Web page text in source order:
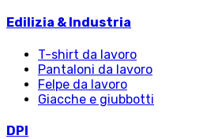
Edilizia & Industria
T-shirt da lavoro
Pantaloni da lavoro
Felpe da lavoro
Giacche e giubbotti
DPI